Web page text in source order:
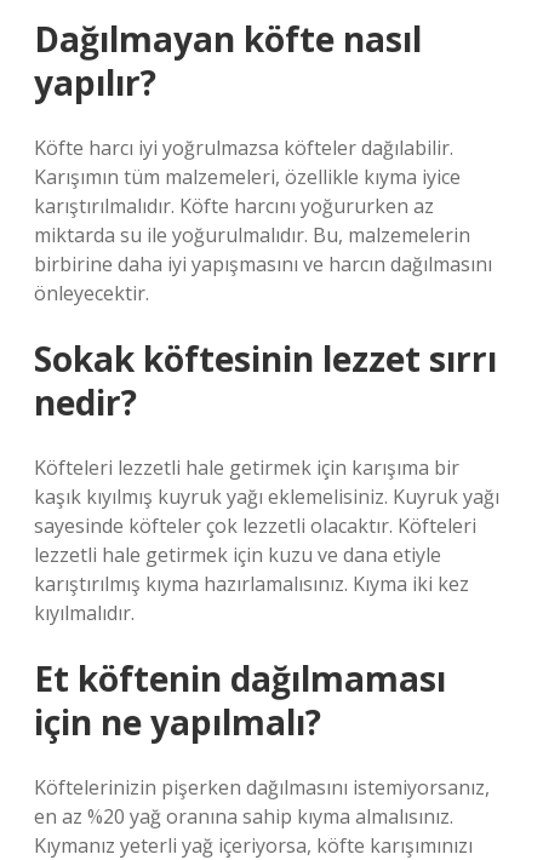
Dağılmayan köfte nasıl
yapılır?
Köfte harcı iyi yoğrulmazsa köfteler dağılabilir.
Karışımın tüm malzemeleri, özellikle kıyma iyice
karıştırılmalıdır. Köfte harcını yoğururken az
miktarda su ile yoğurulmalıdır. Bu, malzemelerin
birbirine daha iyi yapışmasını ve harcın dağılmasını
önleyecektir.
Sokak köftesinin lezzet sırrı
nedir?
Köfteleri lezzetli hale getirmek için karışıma bir
kaşık kıyılmış kuyruk yağı eklemelisiniz. Kuyruk yağı
sayesinde köfteler çok lezzetli olacaktır. Köfteleri
lezzetli hale getirmek için kuzu ve dana etiyle
karıştırılmış kıyma hazırlamalısınız. Kıyma iki kez
kıyılmalıdır.
Et köftenin dağılmaması
için ne yapılmalı?
Köftelerinizin pişerken dağılmasını istemiyorsanız,
en az %20 yağ oranına sahip kıyma almalısınız.
Kıymanız yeterli yağ içeriyorsa, köfte karışımınızı